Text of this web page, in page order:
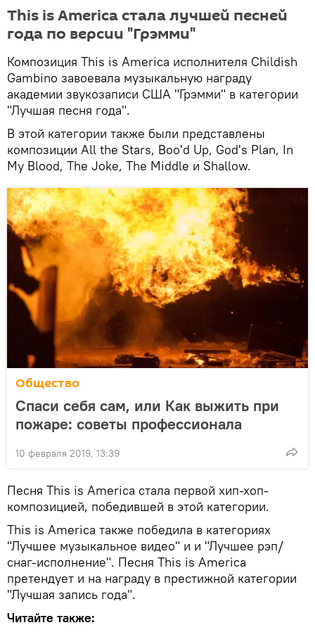
This is America стала лучшей песней
года по версии "Грэмми"
Композиция This is America исполнителя Childish
Gambino завоевала музыкальную награду
академии звукозаписи США "Грэмми" в категории
"Лучшая песня года".
В этой категории также были представлены
композиции All the Stаrs, Boo'd Up, God's Plan, In
My Blood, The Joke, The Middle и Shallow.
Общество
Спаси себя сам, или Как выжить при
пожаре: советы профессионала
10 февраля 2019, 13:39
Песня This is America стала первой хип-хоп-
композицией, победившей в этой категории.
This is America также победила в категориях
"Лучшее музыкальное видео" и и "Лучшее рэп/
снаг-исполнение". Песня This is America
претендует и на награду в престижной категории
"Лучшая запись года".
Читайте также: